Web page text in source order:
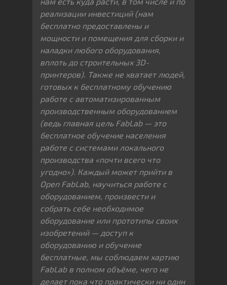
реализации инвестиций (нам
бесплатно предоставлены и
мощности и помещения для сборки и
наладки любого оборудования,
вплоть до строительных 3D-
принтеров). Также не хватает людей,
готовых к бесплатному обучению
работе с автоматизированным
производственным оборудованием
(ведь главная цель FabLab — это
бесплатное обучение населения
работе с системами локального
производства «почти всего что
угодно»). Каждый может прийти в
Open FabLab, научиться работе с
оборудованием, произвести и
собрать себе необходимое
оборудование или прототипы своих
изобретений — доступ к
оборудованию и обучение
бесплатные, мы соблюдаем хартию
FabLab в полном объёме, чего не
делает пока что практически ни один